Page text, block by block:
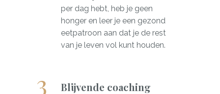
per dag hebt, heb je geen
honger en leer je een gezond
eetpatroon aan dat je de rest
van je leven vol kunt houden.
Blijvende coaching